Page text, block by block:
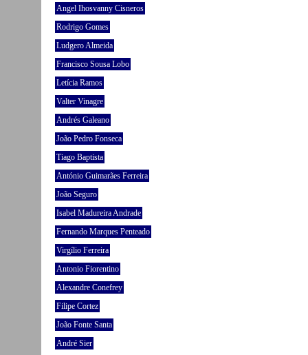
Angel Ihosvanny Cisneros
Rodrigo Gomes
Ludgero Almeida
Francisco Sousa Lobo
Letícia Ramos
Valter Vinagre
Andrés Galeano
João Pedro Fonseca
Tiago Baptista
António Guimarães Ferreira
João Seguro
Isabel Madureira Andrade
Fernando Marques Penteado
Virgílio Ferreira
Antonio Fiorentino
Alexandre Conefrey
Filipe Cortez
João Fonte Santa
André Sier